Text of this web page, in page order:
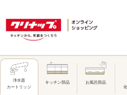
浄水器
カートリッジ
キッチン部品 お風呂部品